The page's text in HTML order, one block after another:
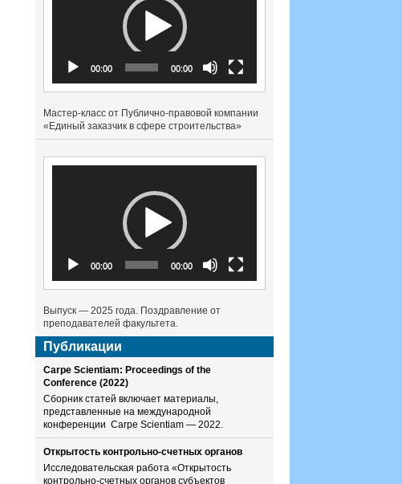
00:00 00:00
Мастер-класс от Публично-правовой компании
«Единый заказчик в сфере строительства»
00:00 00:00
Выпуск — 2025 года. Поздравление от
преподавателей факультета.
Публикации
Carpe Scientiam: Proceedings of the
Conference (2022)
Сборник статей включает материалы,
представленные на международной
конференции Carpe Scientiam — 2022.
Открытость контрольно-счетных органов
Исследовательская работа «Открытость
контрольно-счетных органов субъектов